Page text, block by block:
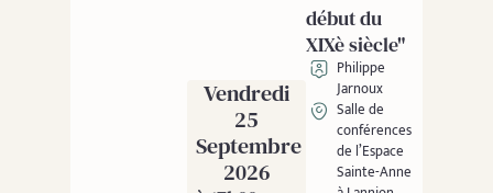
Vendredi
25
Septembre
2026
début du
XIXè siècle"
Philippe
Jarnoux
Salle de
conférences
de l’Espace
Sainte-Anne